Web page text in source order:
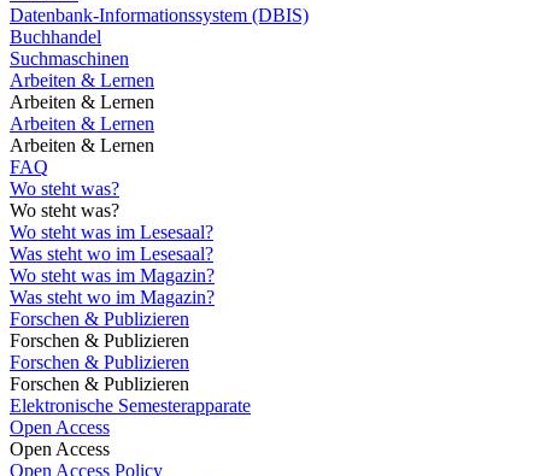
Datenbank-Informationssystem (DBIS)
Buchhandel
Suchmaschinen
Arbeiten & Lernen
Arbeiten & Lernen
Arbeiten & Lernen
Arbeiten & Lernen
FAQ
Wo steht was?
Wo steht was?
Wo steht was im Lesesaal?
Was steht wo im Lesesaal?
Wo steht was im Magazin?
Was steht wo im Magazin?
Forschen & Publizieren
Forschen & Publizieren
Forschen & Publizieren
Forschen & Publizieren
Elektronische Semesterapparate
Open Access
Open Access
Open Access Policy